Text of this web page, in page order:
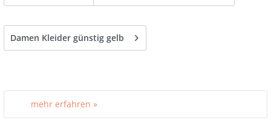
Damen Kleider günstig gelb
mehr erfahren »